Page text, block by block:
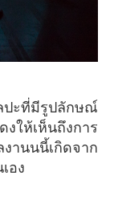
ให้เห็นถึงการ
านนนี้เกิดจาก
อง